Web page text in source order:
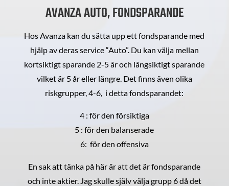
AVANZA AUTO, FONDSPARANDE
Hos Avanza kan du sätta upp ett fondsparande med
hjälp av deras service “Auto”. Du kan välja mellan
kortsiktigt sparande 2-5 år och långsiktigt sparande
vilket är 5 år eller längre. Det finns även olika
riskgrupper, 4-6, i detta fondsparandet:
4 : för den försiktiga
5 : för den balanserade
6: för den offensiva
En sak att tänka på här är att det är fondsparande
och inte aktier. Jag skulle själv välja grupp 6 då det